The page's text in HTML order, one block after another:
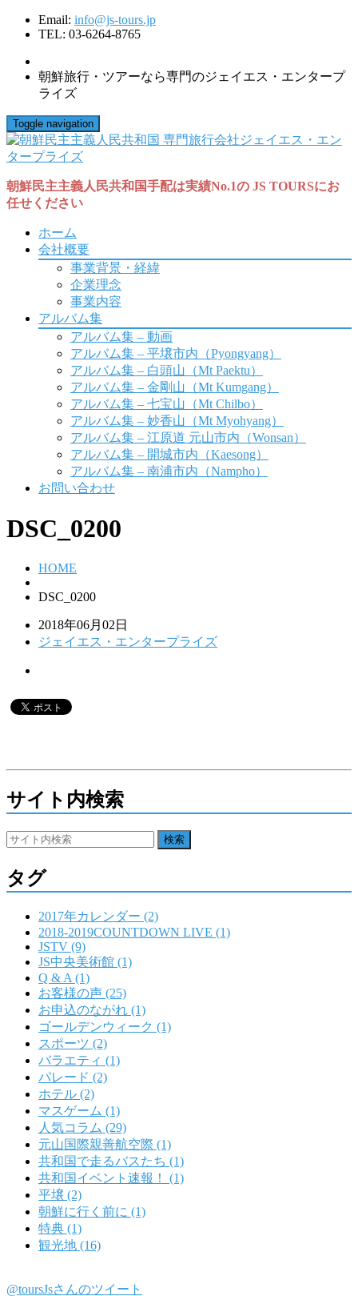
Email: info@js-tours.jp
TEL: 03-6264-8765
朝鮮旅行・ツアーなら専門のジェイエス・エンタープ
ライズ
Toggle navigation
朝鮮民主主義人民共和国手配は実績No.1の JS TOURSにお
任せください
ホーム
会社概要
事業背景・経緯
企業理念
事業内容
アルバム集
アルバム集 – 動画
アルバム集 – 平壌市内（Pyongyang）
アルバム集 – 白頭山（Mt Paektu）
アルバム集 – 金剛山（Mt Kumgang）
アルバム集 – 七宝山（Mt Chilbo）
アルバム集 – 妙香山（Mt Myohyang）
アルバム集 – 江原道 元山市内（Wonsan）
アルバム集 – 開城市内（Kaesong）
アルバム集 – 南浦市内（Nampho）
お問い合わせ
DSC_0200
HOME
DSC_0200
2018年06月02日
ジェイエス・エンタープライズ
サイト内検索
タグ
2017年カレンダー (2)
2018-2019COUNTDOWN LIVE (1)
JSTV (9)
JS中央美術館 (1)
Q & A (1)
お客様の声 (25)
お申込のながれ (1)
ゴールデンウィーク (1)
スポーツ (2)
バラエティ (1)
パレード (2)
ホテル (2)
マスゲーム (1)
人気コラム (29)
元山国際親善航空際 (1)
共和国で走るバスたち (1)
共和国イベント速報！ (1)
平壌 (2)
朝鮮に行く前に (1)
特典 (1)
観光地 (16)
@toursJsさんのツイート